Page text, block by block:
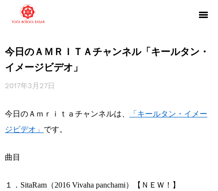
今日のＡＭＲＩＴＡチャンネル「キールタン・
イメージビデオ」
2017年3月27日
今日のＡｍｒｉｔａチャンネルは、
「キールタン・イメー
ジビデオ」 です。
曲目
１．SitaRam（2016 Vivaha panchami）【ＮＥＷ！】